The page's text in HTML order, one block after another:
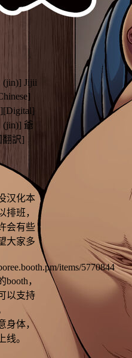
(jin)] Jijii
(jin)] 爺
翻訳]
汉化本
排班，
会有些
大家多
items/5770844
，
以支持
身体，
线。